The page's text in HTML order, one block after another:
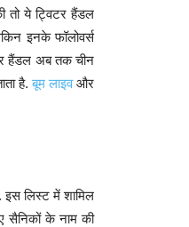
तो ये ट्विटर हैंडल
इनके फॉलोवर्स
हैंडल अब तक चीन
है.बूम लाइवऔर
इस लिस्ट में शामिल
सैनिकों के नाम की